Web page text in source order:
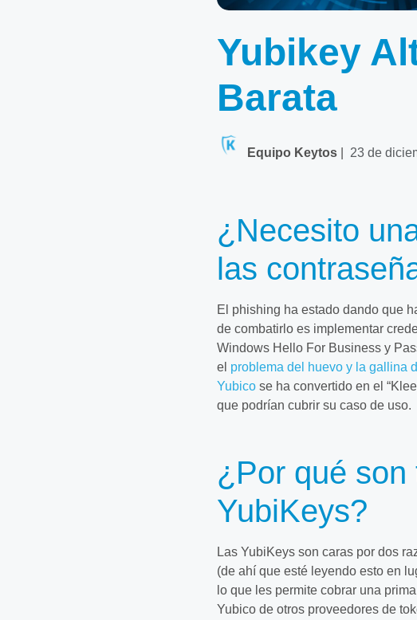
Yubikey
Barata
Equipo Keytos 23 de
¿Necesito
las
El phishing ha estado dando que
de combatirlo es implementar
Windows Hello For Business y
el problema del huevo y la gallina
Yubico se ha convertido en el
que podrían cubrir su caso de uso.
¿Por qué
YubiKeys?
Las YubiKeys son caras por dos
(de ahí que esté leyendo esto en
lo que les permite cobrar una
Yubico de otros proveedores de